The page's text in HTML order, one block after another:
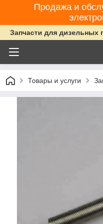
Продажа и
Запчасти для дизельных
Товары и услуги